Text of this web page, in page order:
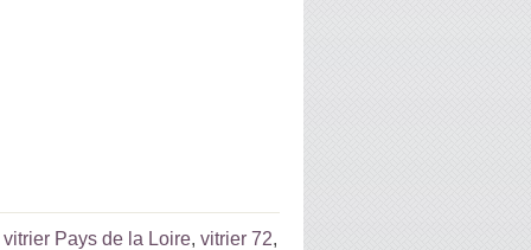
vitrier Pays de la Loire, vitrier 72,